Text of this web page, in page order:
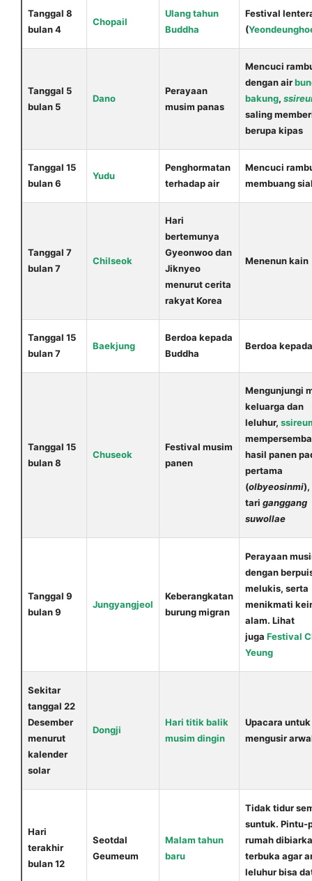
Tanggal 8
bulan 4
Chopail
Ulang tahun
Buddha
Festival
(
Tanggal 5
bulan 5
Dano
Perayaan
musim panas
Mencuci
dengan air
bakung,
saling
berupa kipas
Tanggal 15
bulan 6
Yudu
Penghormatan
terhadap air
Mencuci
membuang
Tanggal 7
bulan 7
Chilseok
Hari
bertemunya
Gyeonwoo dan
Jiknyeo
menurut cerita
rakyat Korea
Menenun kain
Tanggal 15
bulan 7
Baekjung
Berdoa kepada
Buddha
Berdoa
Tanggal 15
bulan 8
Chuseok
Festival musim
panen
Mengunjungi
keluarga dan
leluhur,
hasil panen
pertama
(olbyeosinmi),
tari ganggang
suwollae
Tanggal 9
bulan 9
Jungyangjeol
Keberangkatan
burung migran
Perayaan
dengan
melukis, serta
menikmati
alam. Lihat
juga Festival
Yeung
Sekitar
tanggal 22
Desember
menurut
kalender
solar
Dongji
Hari titik balik
musim dingin
Upacara untuk
mengusir
Hari
terakhir
bulan 12
Seotdal
Geumeum
Malam tahun
baru
Tidak tidur
suntuk. Pintu-
rumah
terbuka agar
leluhur bisa